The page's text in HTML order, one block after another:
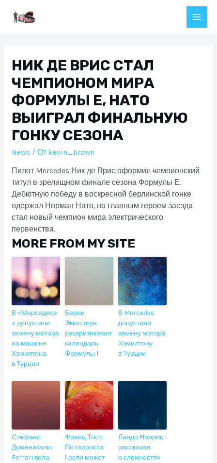
Main
НИК ДЕ ВРИС СТАЛ
ЧЕМПИОНОМ МИРА
ФОРМУЛЫ E, НАТО
ВЫИГРАЛ ФИНАЛЬНУЮ
ГОНКУ СЕЗОНА
News / От kevin_brown
Пилот Mercedes Ник де Врис оформил чемпионский
титул в зрелищном финале сезона Формулы Е.
Дебютную победу в воскресной берлинской гонке
одержал Норман Нато, но главным героем заезда
стал новый чемпион мира электрического
первенства.
MORE FROM MY SITE
В «Мерседесе
» допустили
замену мотора
на машине
Хэмилтона
в Турции
Берни
Экклстоун
раскритиковал
календарь
Формулы 1
В Mercedes
допустили
замену мотора
Хэмилтону
в Турции
Стефано
Доменикали:
Ferrari вела
Франц Тост:
По скорости
Гасли может
Ландо Норрис
рассказал
о сложностях